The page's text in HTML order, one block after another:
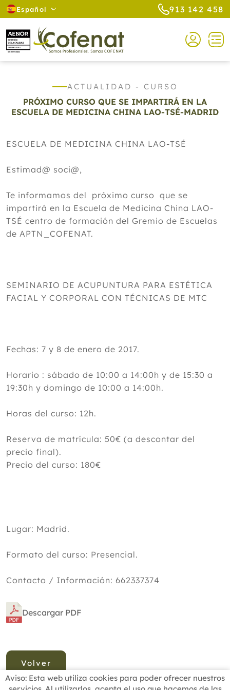
Español 913 142 458
ACTUALIDAD - CURSO
PRÓXIMO CURSO QUE SE IMPARTIRÁ EN LA
ESCUELA DE MEDICINA CHINA LAO-TSÉ-MADRID
ESCUELA DE MEDICINA CHINA LAO-TSÉ
Estimad@ soci@,
Te informamos del próximo curso que se
impartirá en la Escuela de Medicina China LAO-
TSÉ centro de formación del Gremio de Escuelas
de APTN_COFENAT.
SEMINARIO DE ACUPUNTURA PARA ESTÉTICA
FACIAL Y CORPORAL CON TÉCNICAS DE MTC
Fechas: 7 y 8 de enero de 2017.
Horario : sábado de 10:00 a 14:00h y de 15:30 a
19:30h y domingo de 10:00 a 14:00h.
Horas del curso: 12h.
Reserva de matrícula: 50€ (a descontar del
precio final).
Precio del curso: 180€
Lugar: Madrid.
Formato del curso: Presencial.
Contacto / Información: 662337374
Descargar PDF
Volver
Aviso: Esta web utiliza cookies para poder ofrecer nuestros